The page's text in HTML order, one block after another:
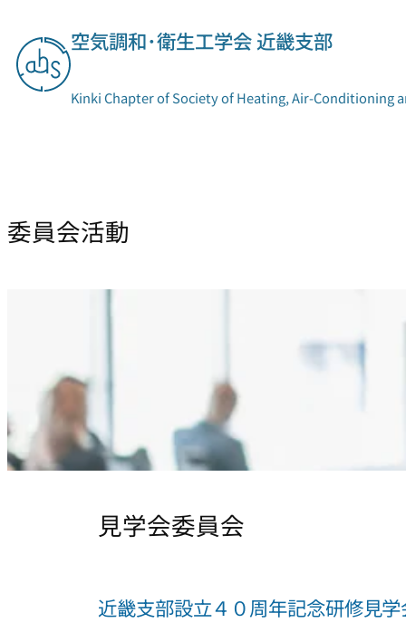
を
ス
空気調和･衛生工学会 近畿支部
Kinki Chapter of Society of Heating, Air-Conditioning
委員会活動
見学会委員会
近畿支部設立４０周年記念研修見